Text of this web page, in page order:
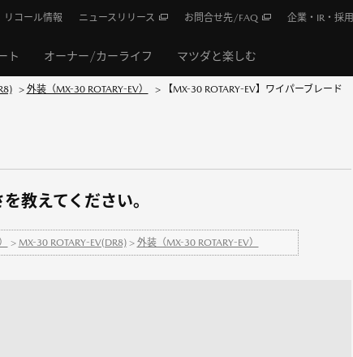
ト オーナー/カーライフ マツダと楽しむ
リコール情報 ニュースリリース お問合せ先/FAQ 企業・IR・採用
> 外装（MX-30 ROTARY-EV） >
【MX-30 ROTARY-EV】ワイパーブレード
教えてください。
> MX-30 ROTARY-EV(DR8)> 外装（MX-30 ROTARY-EV）